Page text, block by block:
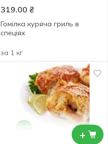
319.00 ₴
Гомілка куряча гриль в
спеціях
за 1 кг
+